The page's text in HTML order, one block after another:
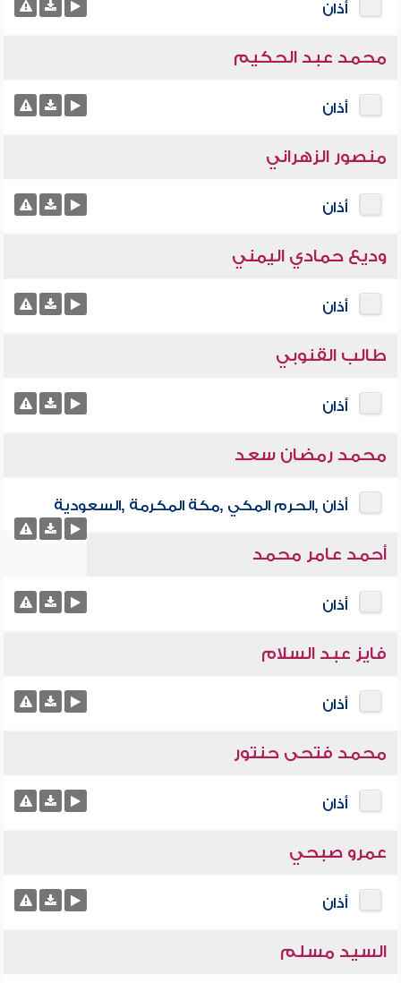
أذان
محمد عبد الحكيم
أذان
منصور الزهراني
أذان
وديع حمادي اليمني
أذان
طالب القنوبي
أذان
محمد رمضان سعد
أذان ,الحرم المكي ,مكة المكرمة ,السعودية
أحمد عامر محمد
أذان
فايز عبد السلام
أذان
محمد فتحى حنتور
أذان
عمرو صبحي
أذان
السيد مسلم